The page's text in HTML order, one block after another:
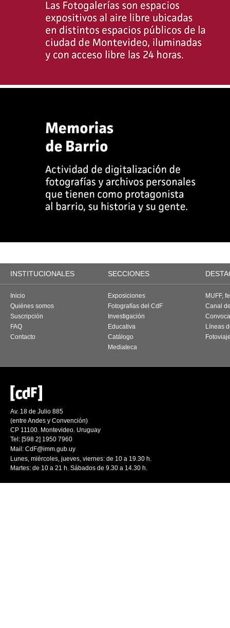
INSTITUCIONALES SECCIONES
Inicio
Quiénes somos
Suscripción
FAQ
Contacto
Exposiciones
Fotografías del CdF
Investigación
Educativa
Catálogo
Mediateca
MUFF,
Canal
Líneas
Av. 18 de Julio 885
(entre Andes y Convención)
CP 11100. Montevideo. Uruguay
Tel: [598 2] 1950 7960
Mail: CdF@imm.gub.uy
Lunes, miércoles, jueves, viernes: de 10 a 19.30 h.
Martes: de 10 a 21 h. Sábados de 9.30 a 14.30 h.